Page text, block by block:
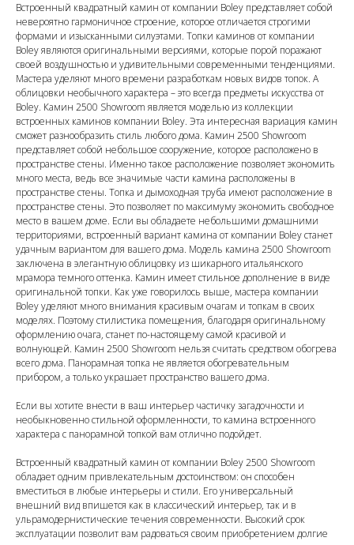
Встроенный квадратный камин от компании Boley представляет собой
невероятно гармоничное строение, которое отличается строгими
формами и изысканными силуэтами. Топки каминов от компании
Boley являются оригинальными версиями, которые порой поражают
своей воздушностью и удивительными современными тенденциями.
Мастера уделяют много времени разработкам новых видов топок. А
облицовки необычного характера – это всегда предметы искусства от
Boley. Камин 2500 Showroom является моделью из коллекции
встроенных каминов компании Boley. Эта интересная вариация камин
сможет разнообразить стиль любого дома. Камин 2500 Showroom
представляет собой небольшое сооружение, которое расположено в
пространстве стены. Именно такое расположение позволяет экономить
много места, ведь все значимые части камина расположены в
пространстве стены. Топка и дымоходная труба имеют расположение в
пространстве стены. Это позволяет по максимуму экономить свободное
место в вашем доме. Если вы обладаете небольшими домашними
территориями, встроенный вариант камина от компании Boley станет
удачным вариантом для вашего дома. Модель камина 2500 Showroom
заключена в элегантную облицовку из шикарного итальянского
мрамора темного оттенка. Камин имеет стильное дополнение в виде
оригинальной топки. Как уже говорилось выше, мастера компании
Boley уделяют много внимания красивым очагам и топкам в своих
моделях. Поэтому стилистика помещения, благодаря оригинальному
оформлению очага, станет по-настоящему самой красивой и
волнующей. Камин 2500 Showroom нельзя считать средством обогрева
всего дома. Панорамная топка не является обогревательным
прибором, а только украшает пространство вашего дома.
Если вы хотите внести в ваш интерьер частичку загадочности и
необыкновенно стильной оформленности, то камина встроенного
характера с панорамной топкой вам отлично подойдет.
Встроенный квадратный камин от компании Boley 2500 Showroom
обладает одним привлекательным достоинством: он способен
вместиться в любые интерьеры и стили. Его универсальный
внешний вид впишется как в классический интерьер, так и в
ульрамодернистические течения современности. Высокий срок
эксплуатации позволит вам радоваться своим приобретением долгие